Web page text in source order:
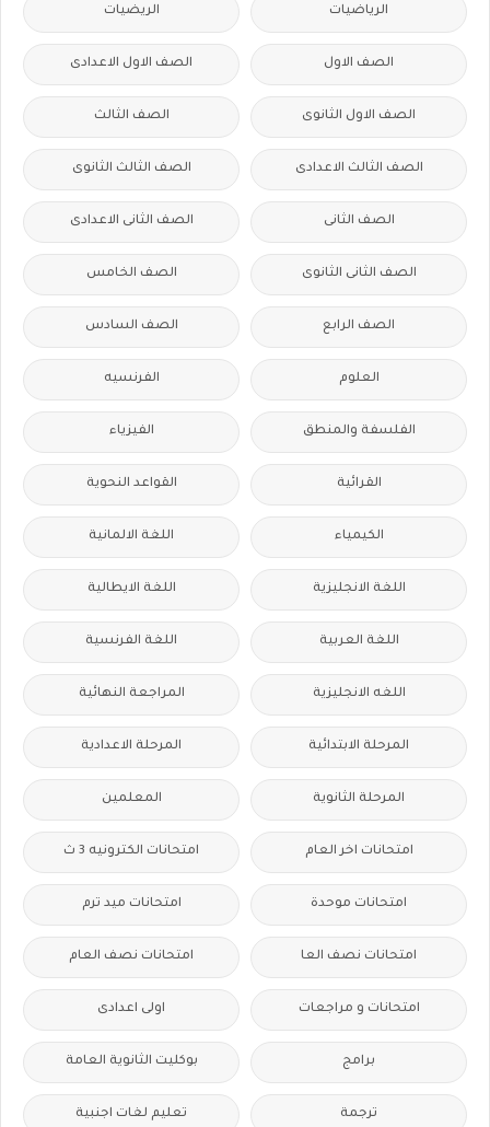
الرياضيات الريضيات
الصف الاول الصف الاول الاعدادى
الصف الاول الثانوى الصف الثالث
الصف الثالث الاعدادى الصف الثالث الثانوى
الصف الثانى الصف الثانى الاعدادى
الصف الثانى الثانوى الصف الخامس
الصف الرابع الصف السادس
العلوم الفرنسيه
الفلسفة والمنطق الفيزياء
القرائية القواعد النحوية
الكيمياء اللغة الالمانية
اللغة الانجليزية اللغة الايطالية
اللغة العربية اللغة الفرنسية
اللغه الانجليزية المراجعة النهائية
المرحلة الابتدائية المرحلة الاعدادية
المرحلة الثانوية المعلمين
امتحانات اخر العام امتحانات الكترونيه 3 ث
امتحانات موحدة امتحانات ميد ترم
امتحانات نصف العا امتحانات نصف العام
امتحانات و مراجعات اولى اعدادى
برامج بوكليت الثانوية العامة
ترجمة تعليم لغات اجنبية